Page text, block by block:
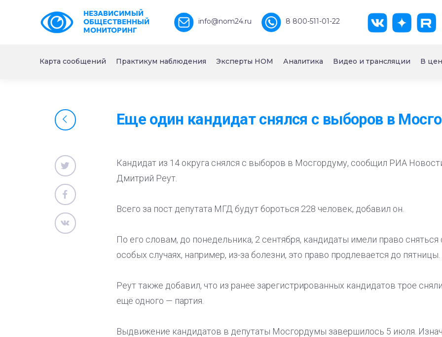
НЕЗАВИСИМЫЙ
ОБЩЕСТВЕННЫЙ
МОНИТОРИНГ
info@nom24.ru 8 800-511-01-22
Карта сообщений Практикум наблюдения Эксперты НОМ Аналитика Видео и трансляции В
Еще один кандидат снялся с выборов в
Кандидат из 14 округа снялся с выборов в Мосгордуму, сообщил РИА
Дмитрий Реут.
Всего за пост депутата МГД будут бороться 228 человек, добавил он.
По его словам, до понедельника, 2 сентября, кандидаты имели право
особых случаях, например, из-за болезни, это право продлевается до пятницы.
Реут также добавил, что из ранее зарегистрированных кандидатов трое
ещё одного — партия.
Выдвижение кандидатов в депутаты Мосгордумы завершилось 5 июля.